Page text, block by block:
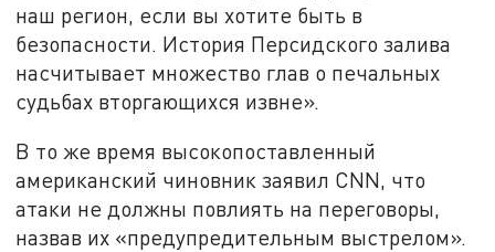
наш регион, если вы хотите быть в
безопасности. История Персидского залива
насчитывает множество глав о печальных
судьбах вторгающихся извне».
В то же время высокопоставленный
американский чиновник заявил CNN, что
атаки не должны повлиять на переговоры,
назвав их «предупредительным выстрелом».